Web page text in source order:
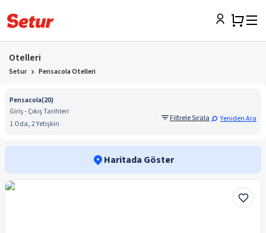
Otelleri
Setur Pensacola Otelleri
Pensacola(20)
Giriş - Çıkış Tarihleri
1 Oda, 2 Yetişkin
Filtrele Sırala Yeniden Ara
Haritada Göster